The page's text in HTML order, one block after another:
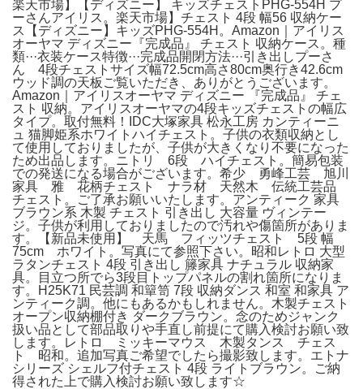
楽天市場】【ディズニー】 キッズチェストPHG-554H プ
ーさんアイリス。楽天市場】チェスト 4段 幅56 収納ケー
ス【ディズニー】キッズPHG-554H。Amazon｜アイリス
オーヤマ ディズニー『完成品』 チェスト 収納ケース。種
類···衣装ケース特徴···完成品開閉方法···引き出しプーさ
ん 4段チェストサイズ幅72.5cm高さ80cm奥行き42.6cm
ウッド調の天板ご覧いただき、ありがとうございます。
Amazon｜アイリスオーヤマ ディズニー 『完成品』 チェ
スト 収納。アイリスオーヤマの4段キッズチェストの幅広
タイプ。取付無料！IDC大塚家具 松永工房 カンティーニ
ュ 猫脚姫系ホワイトハイチェスト。子供の衣類収納とし
て使用しておりましたが、子供が大きくなり不要になった
ため出品します。ニトリ 6段 ハイチェスト。簡易包装
での発送になる場合がございます。希少 勇峰工芸 旭川
家具 雅 花柄チェスト ナラ材 天然木 伝統工芸品
チェスト。ご了承お願いいたします。アンティーク 家具
ブラウン系 木製 チェスト 引き出し 大容量 ヴィンテー
ジ。子供が利用しておりましたので汚れや傷箇所がありま
す。【新品未使用】 天馬 フィッツチェスト 5段 幅
75cm ホワイト。写真にて参照下さい。昭和レトロ 大型
ラタンチェスト 4段 引き出し 籐家具 ナチュラル 収納家
具。目立つ所でら3段目トップパネルの割れ箇所になりま
す。H25K71 民芸調 和簞笥 7段 収納ダンス 和室 和家具 ア
ンティーク調。他にもあるかもしれません。木製チェスト
オープン収納棚付き ダークブラウン。念のためジャンク
扱い品として部品取りや手直し前提にて購入検討お願い致
します。レトロ ミッキーマウス 木製タンス チェス
ト 昭和。追加写真ご希望でしたら撮影致します。エトナ
シリーズ シェルフ付チェスト 4段 ライトブラウン。ご納
得された上で購入検討お願い致します☆